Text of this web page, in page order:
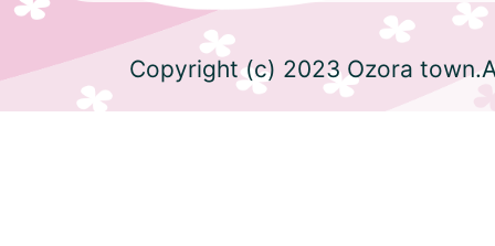
Copyright (c) 2023 Ozora